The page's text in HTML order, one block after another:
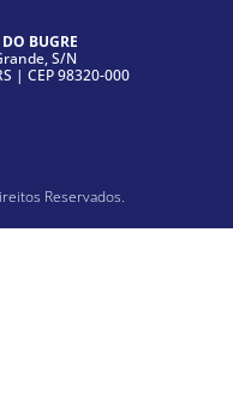
BUGRE
S/N
| CEP 98320-000
Reservados.